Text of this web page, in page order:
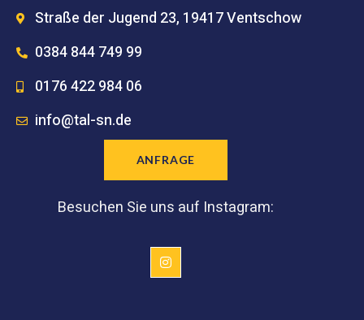
Straße der Jugend 23, 19417 Ventschow
0384 844 749 99
0176 422 984 06
info@tal-sn.de
ANFRAGE
Besuchen Sie uns auf Instagram: